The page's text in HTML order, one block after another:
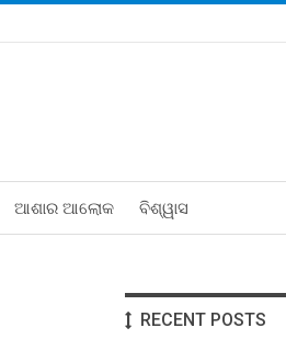
ଆଶାର ଆଲୋକ ବିଶ୍ୱାସ
RECENT POSTS